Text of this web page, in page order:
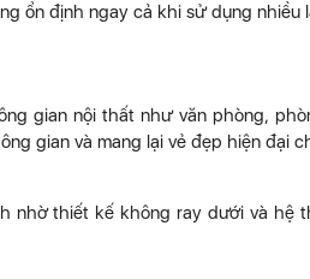
ổn định ngay cả khi sử dụng nhiều
gian nội thất như văn phòng,
gian và mang lại vẻ đẹp hiện đại
nhờ thiết kế không ray dưới và hệ